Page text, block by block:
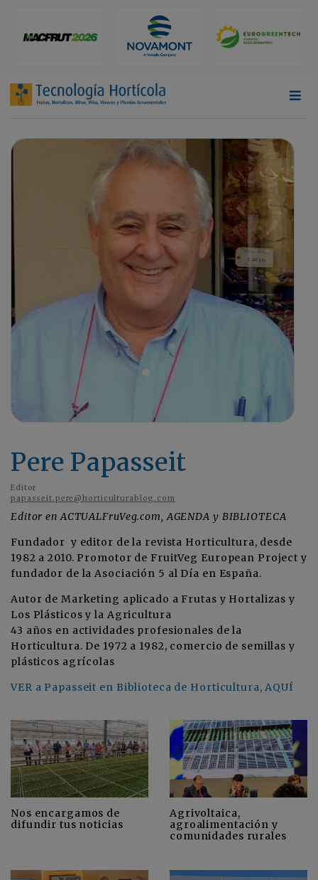
Pere Papasseit
Editor
papasseit.pere@horticulturablog.com
Editor en ACTUALFruVeg.com, AGENDA y BIBLIOTECA
Fundador y editor de la revista Horticultura, desde
1982 a 2010. Promotor de FruitVeg European Project y
fundador de la Asociación 5 al Día en España.
Autor de Marketing aplicado a Frutas y Hortalizas y
Los Plásticos y la Agricultura
43 años en actividades profesionales de la
Horticultura. De 1972 a 1982, comercio de semillas y
plásticos agrícolas
VER a Papasseit en Biblioteca de Horticultura, AQUÍ
Nos encargamos de
difundir tus noticias
Agrivoltaica,
agroalimentación y
comunidades rurales